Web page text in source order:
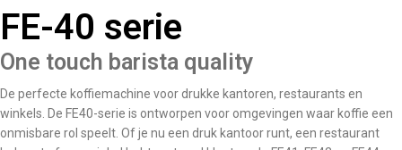
FE-40 serie
One touch barista quality
De perfecte koffiemachine voor drukke kantoren, restaurants en
winkels. De FE40-serie is ontworpen voor omgevingen waar koffie een
onmisbare rol speelt. Of je nu een druk kantoor runt, een restaurant